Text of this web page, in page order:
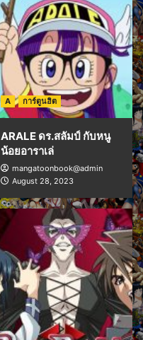
A การ์ตูนฮิต
ARALE ดร.สลัมป์ กับหนู
น้อยอาราเล่
mangatoonbook@admin
August 28, 2023